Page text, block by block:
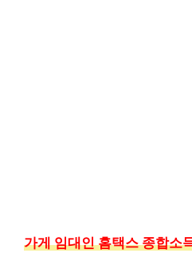
가게 임대인 홈택스 종합소